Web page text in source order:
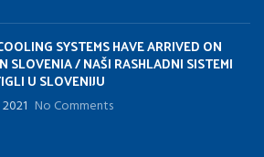
SYSTEMS HAVE ARRIVED ON
SLOVENIA / NAŠI RASHLADNI SISTEMI
U SLOVENIJU
No Comments